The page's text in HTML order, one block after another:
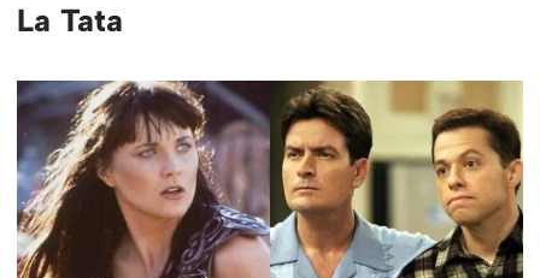
La Tata